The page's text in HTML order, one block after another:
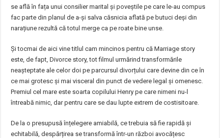
se află în fața unui consilier marital și poveștile pe care le-au compus
fac parte din planul de a-și salva căsnicia aflată pe butuci deși din
narațiune rezultă că totul merge ca pe roate bine unse.
Și tocmai de aici vine titlul cam mincinos pentru că Marriage story
este, de fapt, Divorce story, tot filmul urmărind transformările
neașteptate ale celor doi pe parcursul divorțului care devine din ce în
ce mai grotesc și mai visceral din punct de vedere legal și omenesc.
Premiul cel mare este soarta copilului Henry pe care nimeni nu-l
întreabă nimic, dar pentru care se dau lupte extrem de costisitoare.
De la o presupusă înțelegere amiabilă, ce trebuia să fie rapidă și
echitabilă, despărțirea se transformă într-un război avocățesc